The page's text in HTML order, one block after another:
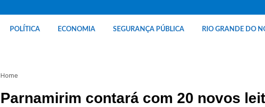
POLÍTICA ECONOMIA SEGURANÇA PÚBLICA RIO GRANDE DO
Home
Parnamirim contará com 20 novos